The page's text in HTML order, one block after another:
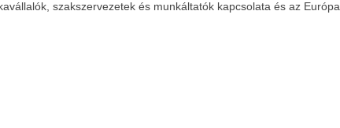
szakszervezetek és munkáltatók kapcsolata és az